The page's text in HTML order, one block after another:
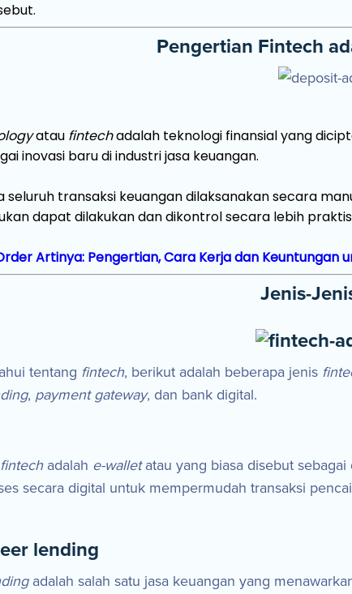
Pengertian Fintech
atau fintechadalah teknologi finansial yang
inovasi baru di industri jasa keuangan.
seluruh transaksi keuangan dilaksanakan secara
dapat dilakukan dan dikontrol secara lebih
Artinya: Pengertian, Cara Kerja dan Keuntungan
Jenis-
tentang fintech, berikut adalah beberapa jenis
, payment gateway, dan bank digital.
fintechadalah e-walletatau yang biasa disebut
secara digital untuk mempermudah transaksi
lending
adalah salah satu jasa keuangan yang